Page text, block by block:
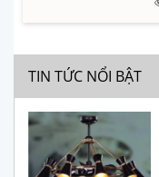
TIN TỨC NỔI BẬT